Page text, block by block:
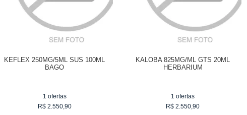
KEFLEX 250MG/5ML SUS 100ML
BAGO
1 ofertas
R$ 2.550,90
KALOBA 825MG/ML GTS 20ML
HERBARIUM
1 ofertas
R$ 2.550,90